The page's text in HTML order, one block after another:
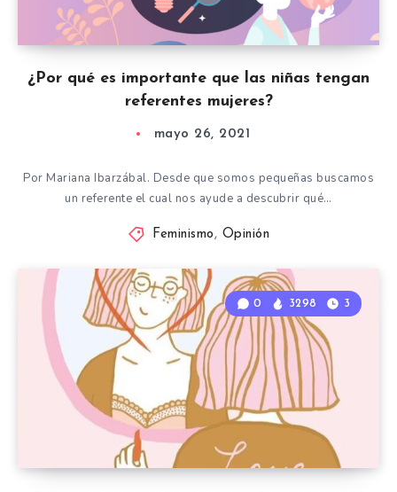
¿Por qué es importante que las niñas tengan
referentes mujeres?
mayo 26, 2021
Por Mariana Ibarzábal. Desde que somos pequeñas buscamos
un referente el cual nos ayude a descubrir qué…
Feminismo, Opinión
0 3298 3